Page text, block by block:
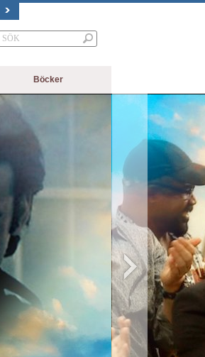
Böcker